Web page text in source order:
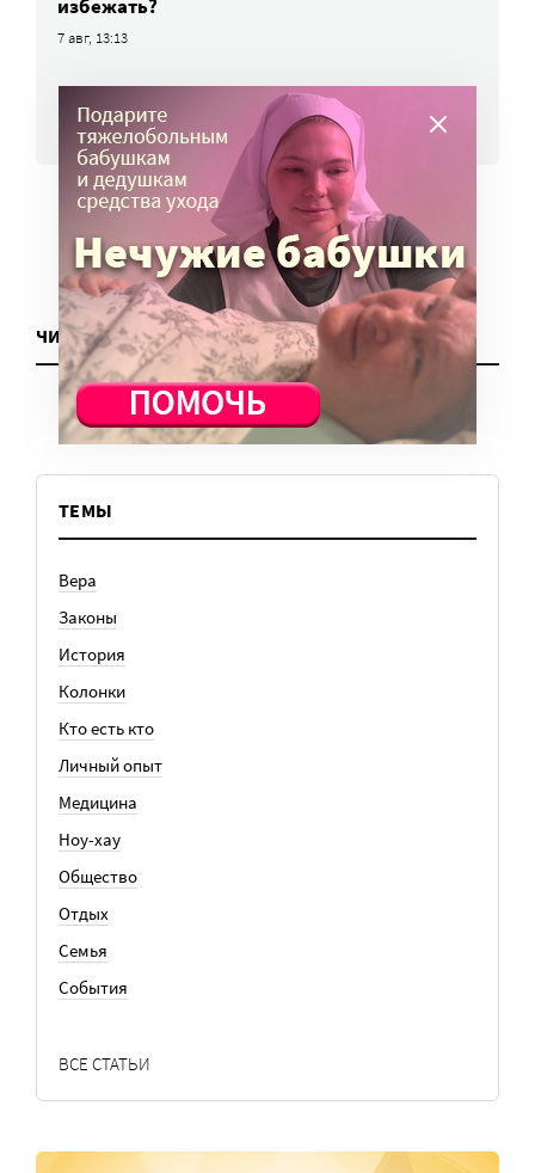
избежать?
7 авг, 13:13
ВСЕ НОВОСТИ
ЧИТАТЬ ЕЩЕ
ТЕМЫ
Вера
Законы
История
Колонки
Кто есть кто
Личный опыт
Медицина
Ноу-хау
Общество
Отдых
Семья
События
ВСЕ СТАТЬИ